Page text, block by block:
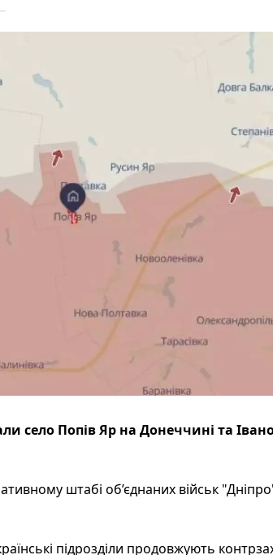
село Попів Яр на Донеччині та
штабі об’єднаних військ
підрозділи продовжують